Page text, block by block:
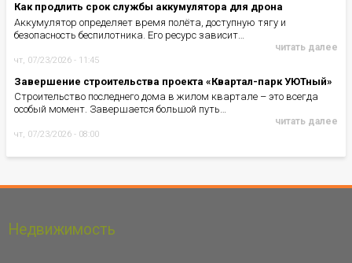
Как продлить срок службы аккумулятора для дрона
Аккумулятор определяет время полёта, доступную тягу и
безопасность беспилотника. Его ресурс зависит…
читать далее
чт, 07/23/2026 - 11:45
Завершение строительства проекта «Квартал-парк УЮТный»
Строительство последнего дома в жилом квартале – это всегда
особый момент. Завершается большой путь…
читать далее
чт, 07/23/2026 - 08:00
Недвижимость